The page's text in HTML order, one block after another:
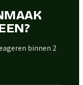
binnen 2